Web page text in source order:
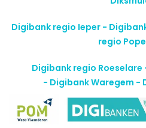
Digibank regio Ieper -
regio
Digibank regio
- Digibank Waregem -